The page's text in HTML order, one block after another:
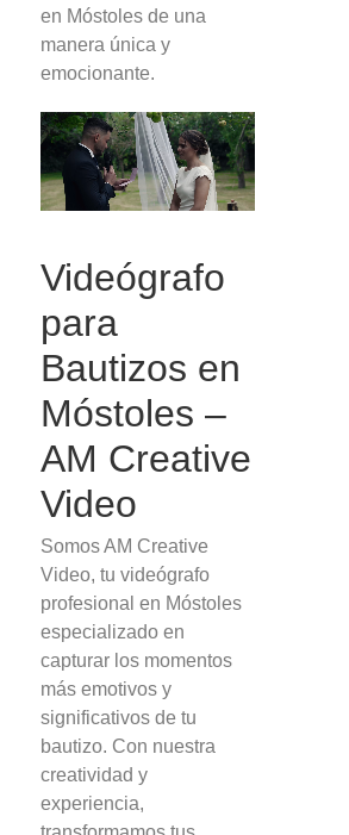
en Móstoles de una
manera única y
emocionante.
Videógrafo
para
Bautizos en
Móstoles –
AM Creative
Video
Somos AM Creative
Video, tu videógrafo
profesional en Móstoles
especializado en
capturar los momentos
más emotivos y
significativos de tu
bautizo. Con nuestra
creatividad y
experiencia,